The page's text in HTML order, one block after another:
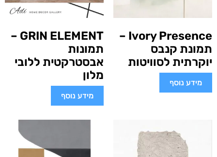
Ivory Presence –
תמונת קנבס
יוקרתית לסוויטות
מידע נוסף
GRIN ELEMENT –
תמונות
אבסטרקטית ללובי
מלון
מידע נוסף